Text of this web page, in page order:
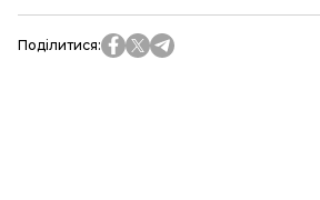
Поділитися: